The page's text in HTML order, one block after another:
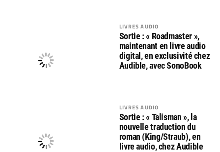
LIVRES AUDIO
Sortie : « Roadmaster »,
maintenant en livre audio
digital, en exclusivité chez
Audible, avec SonoBook
LIVRES AUDIO
Sortie : « Talisman », la
nouvelle traduction du
roman (King/Straub), en
livre audio, chez Audible